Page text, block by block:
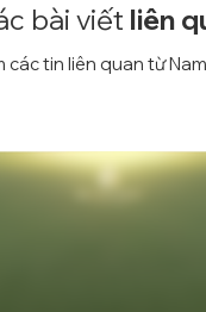
bài viết liên
các tin liên quan từ